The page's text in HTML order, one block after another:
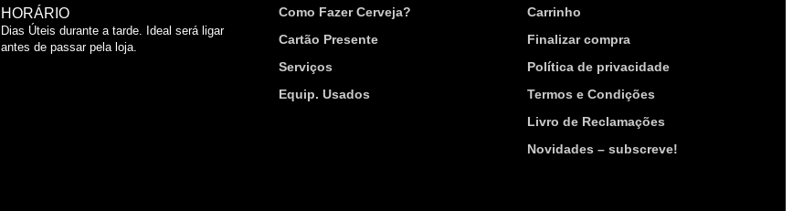
HORÁRIO
Dias Úteis durante a tarde. Ideal será ligar
antes de passar pela loja.
Como Fazer Cerveja?
Cartão Presente
Serviços
Equip. Usados
Carrinho
Finalizar compra
Política de privacidade
Termos e Condições
Livro de Reclamações
Novidades – subscreve!